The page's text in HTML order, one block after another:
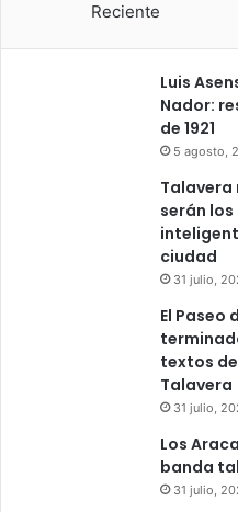
Reciente
Luis
Nador:
de 1921
5 agosto,
Talavera
serán
ciudad
31 julio,
El Paseo
textos
Talavera
31 julio,
Los
banda
31 julio,